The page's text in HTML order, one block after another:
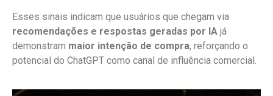
Esses sinais indicam que usuários que chegam via
recomendações e respostas geradas por IA já
demonstram maior intenção de compra, reforçando o
potencial do ChatGPT como canal de influência comercial.